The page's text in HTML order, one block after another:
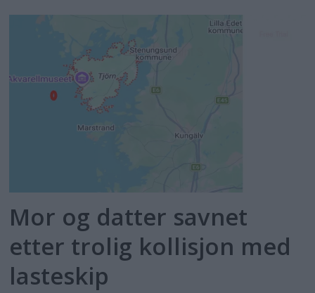
Mor og datter savnet
etter trolig kollisjon med
lasteskip